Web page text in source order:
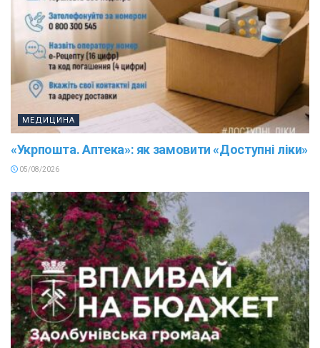
МЕДИЦИНА
«Укрпошта. Аптека»: як замовити «Доступні ліки»
05/08/2026